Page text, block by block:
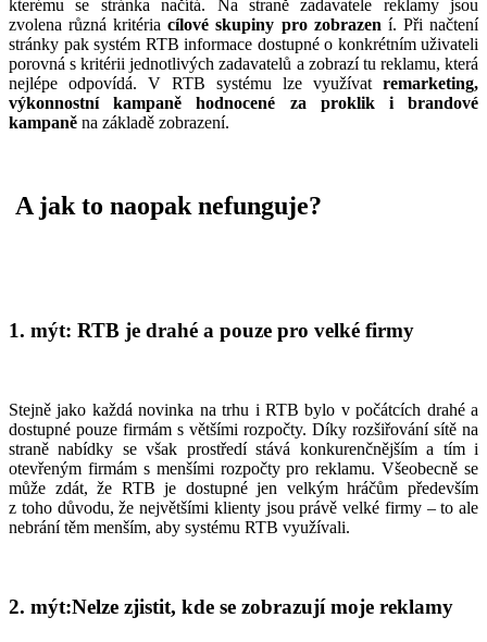
kterému se stránka načítá. Na straně zadavatele reklamy jsou
zvolena různá kritériacílové skupiny pro zobrazen í. Při načtení
stránky pak systém RTB informace dostupné o konkrétním uživateli
porovná s kritérii jednotlivých zadavatelů a zobrazí tu reklamu, která
nejlépe odpovídá. V RTB systému lze využívat remarketing,
výkonnostní kampaně hodnocené za proklik i brandové
kampaně na základě zobrazení.
A jak to naopak nefunguje?
1. mýt: RTB je drahé a pouze pro velké firmy
Stejně jako každá novinka na trhu i RTB bylo v počátcích drahé a
dostupné pouze firmám s většími rozpočty. Díky rozšiřování sítě na
straně nabídky se však prostředí stává konkurenčnějším a tím i
otevřeným firmám s menšími rozpočty pro reklamu. Všeobecně se
může zdát, že RTB je dostupné jen velkým hráčům především
z toho důvodu, že největšími klienty jsou právě velké firmy – to ale
nebrání těm menším, aby systému RTB využívali.
2. mýt:Nelze zjistit, kde se zobrazují moje reklamy